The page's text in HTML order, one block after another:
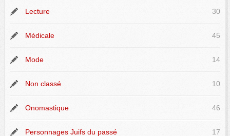
Lecture 30
Médicale 45
Mode 14
Non classé 10
Onomastique 46
Personnages Juifs du passé 17